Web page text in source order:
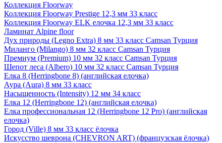
Коллекция Floorway
Коллекция Floorway Prestige 12,3 мм 33 класс
Коллекция Floorway ELK елочка 12,3 мм 33 класс
Ламинат Alpine floor
Дух природы (Legno Extra) 8 мм 33 класс Camsan Турция
Миланго (Milango) 8 мм 32 класс Camsan Турция
Премиум (Premium) 10 мм 32 класс Camsan Турция
Шепот леса (Albero) 10 мм 32 класс Camsan Турция
Елка 8 (Herringbone 8) (английская елочка)
Аура (Aura) 8 мм 33 класс
Насыщенность (Intensity) 12 мм 34 класс
Елка 12 (Herringbone 12) (английская елочка)
Елка профессиональная 12 (Herringbone 12 Pro) (английская
елочка)
Город (Ville) 8 мм 33 класс ёлочка
Искусство шеврона (CHEVRON ART) (французская ёлочка)